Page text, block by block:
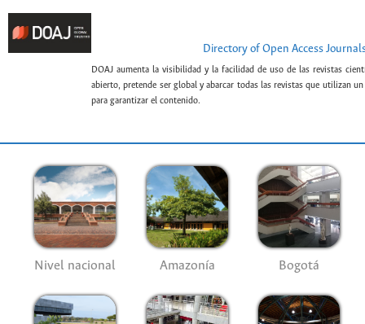
Directory of Open Access
DOAJ aumenta la visibilidad y la facilidad de uso de las revistas
abierto, pretende ser global y abarcar todas las revistas que utilizan
para garantizar el contenido.
Nivel nacional Amazonía Bogotá